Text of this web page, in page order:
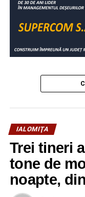
Despăgubiri
Dâmbovițenii
purta mască de
IALOMIŢA
Trei tineri
tone de
noapte,